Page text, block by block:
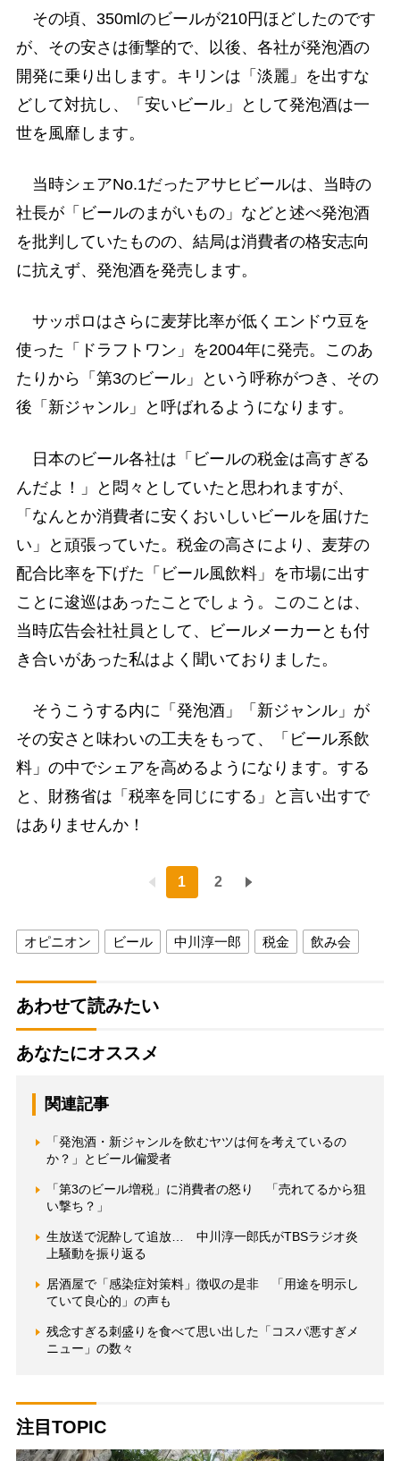
その頃、350mlのビールが210円ほどしたのです
が、その安さは衝撃的で、以後、各社が発泡酒の
開発に乗り出します。キリンは「淡麗」を出すな
どして対抗し、「安いビール」として発泡酒は一
世を風靡します。
当時シェアNo.1だったアサヒビールは、当時の
社長が「ビールのまがいもの」などと述べ発泡酒
を批判していたものの、結局は消費者の格安志向
に抗えず、発泡酒を発売します。
サッポロはさらに麦芽比率が低くエンドウ豆を
使った「ドラフトワン」を2004年に発売。このあ
たりから「第3のビール」という呼称がつき、その
後「新ジャンル」と呼ばれるようになります。
日本のビール各社は「ビールの税金は高すぎる
んだよ！」と悶々としていたと思われますが、
「なんとか消費者に安くおいしいビールを届けた
い」と頑張っていた。税金の高さにより、麦芽の
配合比率を下げた「ビール風飲料」を市場に出す
ことに逡巡はあったことでしょう。このことは、
当時広告会社社員として、ビールメーカーとも付
き合いがあった私はよく聞いておりました。
そうこうする内に「発泡酒」「新ジャンル」が
その安さと味わいの工夫をもって、「ビール系飲
料」の中でシェアを高めるようになります。する
と、財務省は「税率を同じにする」と言い出すで
はありませんか！
1 2
オピニオン ビール 中川淳一郎 税金 飲み会
あわせて読みたい
あなたにオススメ
関連記事
「発泡酒・新ジャンルを飲むヤツは何を考えているの
か？」とビール偏愛者
「第3のビール増税」に消費者の怒り 「売れてるから狙
い撃ち？」
生放送で泥酔して追放… 中川淳一郎氏がTBSラジオ炎
上騒動を振り返る
居酒屋で「感染症対策料」徴収の是非 「用途を明示し
ていて良心的」の声も
残念すぎる刺盛りを食べて思い出した「コスパ悪すぎメ
ニュー」の数々
注目TOPIC